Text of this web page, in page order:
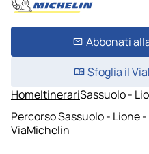
Abbonati
Sfoglia il
HomeItinerariSassuolo -
Percorso Sassuolo - Lione
ViaMichelin